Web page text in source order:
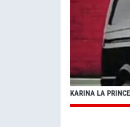
KARINA LA